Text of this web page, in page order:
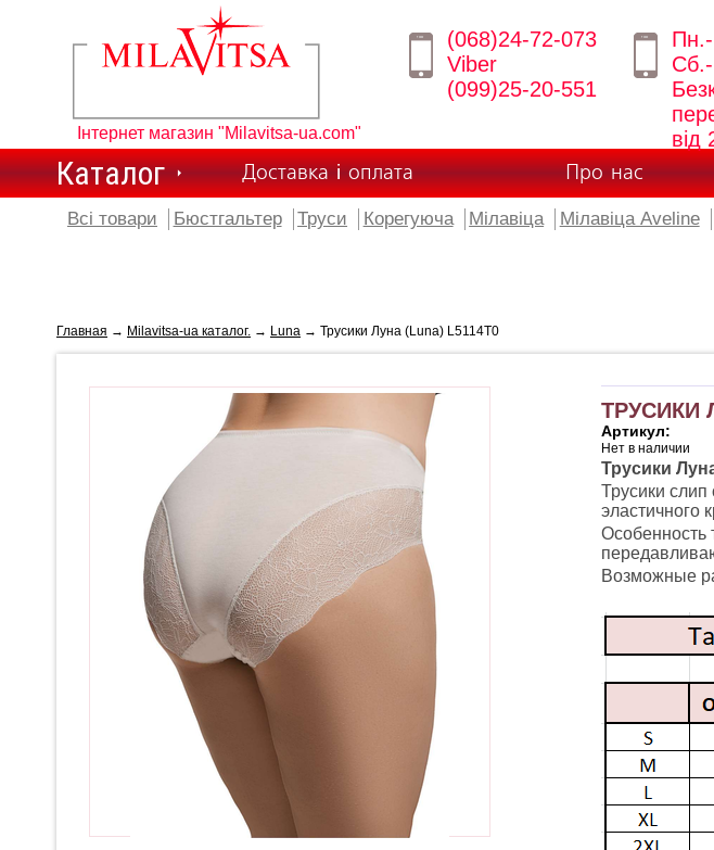
Інтернет магазин "Milavitsa-ua.com"
(068)24-72-073
Viber
(099)25-20-551
від
Каталог Доставка і оплата Про нас
Всі товари Бюстгальтер Труси Корегуюча Мілавіца Мілавіца Aveline
Главная → Milavitsa-ua каталог. → Luna → Трусики Луна (Luna) L5114T0
ТРУСИКИ
Артикул:
Нет в наличии
Трусики
Трусики
эластичного
Особенность
Возможные